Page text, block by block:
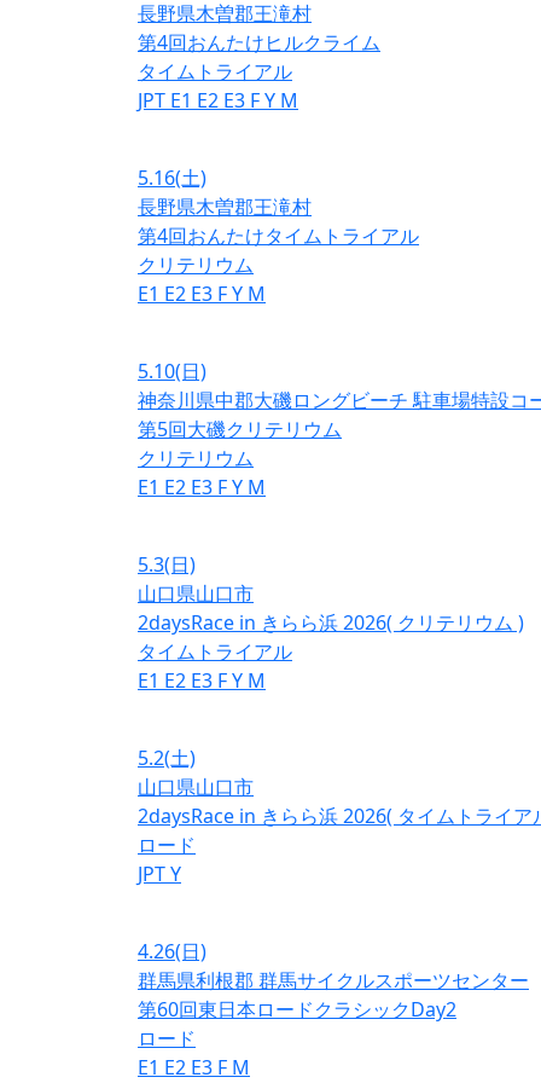
長野県木曽郡王滝村
第4回おんたけヒルクライム
タイムトライアル
JPT E1 E2 E3 FY M
5.16(土)
長野県木曽郡王滝村
第4回おんたけタイムトライアル
クリテリウム
E1 E2 E3 FY M
5.10(日)
神奈川県中郡大磯ロングビーチ 駐車場特設コ
第5回大磯クリテリウム
クリテリウム
E1 E2 E3 FY M
5.3(日)
山口県山口市
2daysRace in きらら浜 2026( クリテリウム )
タイムトライアル
E1 E2 E3 FY M
5.2(土)
山口県山口市
2daysRace in きらら浜 2026( タイムトライア
ロード
JPTY
4.26(日)
群馬県利根郡 群馬サイクルスポーツセンター
第60回東日本ロードクラシックDay2
ロード
E1 E2 E3 F M